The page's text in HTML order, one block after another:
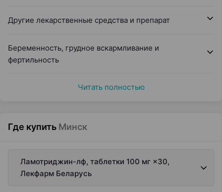
Другие лекарственные средства и препарат
Беременность, грудное вскармливание и
фертильность
Читать полностью
Где купить Минск
Ламотриджин-лф, таблетки 100 мг ×30,
Лекфарм Беларусь